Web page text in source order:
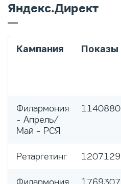
Яндекс.Директ
Кампания Показы
Филармония
- Апрель/
Май - РСЯ
1140880
Ретаргетинг 1207129